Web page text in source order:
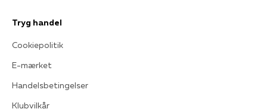
Tryg handel
Cookiepolitik
E-mærket
Handelsbetingelser
Klubvilkår